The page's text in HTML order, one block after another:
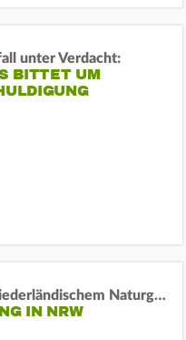
unter Verdacht:
BITTET UM E
Lage in niederländischem Naturgebiet stabil
IN NRW